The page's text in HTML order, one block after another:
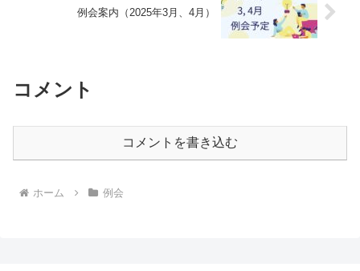
例会案内（2025年3月、4月）
コメント
コメントを書き込む
ホーム 例会